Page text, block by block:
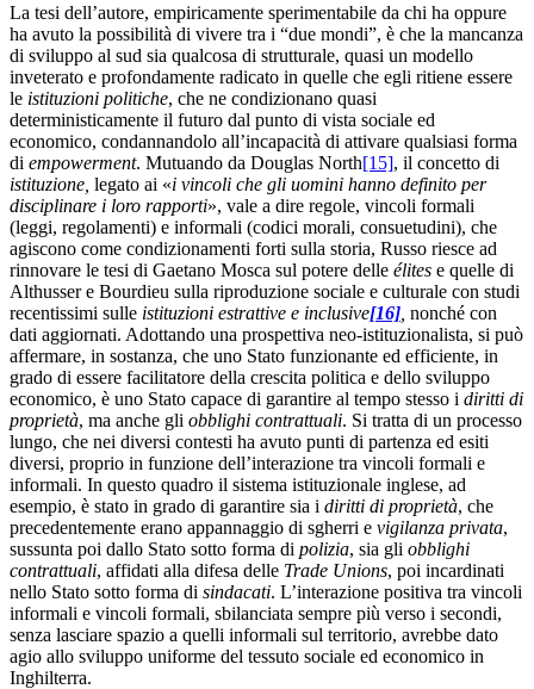
La tesi dell’autore, empiricamente sperimentabile da chi ha oppure
ha avuto la possibilità di vivere tra i “due mondi”, è che la mancanza
di sviluppo al sud sia qualcosa di strutturale, quasi un modello
inveterato e profondamente radicato in quelle che egli ritiene essere
le istituzioni politiche, che ne condizionano quasi
deterministicamente il futuro dal punto di vista sociale ed
economico, condannandolo all’incapacità di attivare qualsiasi forma
di empowerment. Mutuando da Douglas North[15], il concetto di
istituzione, legato ai «i vincoli che gli uomini hanno definito per
disciplinare i loro rapporti», vale a dire regole, vincoli formali
(leggi, regolamenti) e informali (codici morali, consuetudini), che
agiscono come condizionamenti forti sulla storia, Russo riesce ad
rinnovare le tesi di Gaetano Mosca sul potere delle élites e quelle di
Althusser e Bourdieu sulla riproduzione sociale e culturale con studi
recentissimi sulle istituzioni estrattive e inclusive[16] nonché con
dati aggiornati. Adottando una prospettiva neo-istituzionalista, si può
affermare, in sostanza, che uno Stato funzionante ed efficiente, in
grado di essere facilitatore della crescita politica e dello sviluppo
economico, è uno Stato capace di garantire al tempo stesso i diritti di
proprietà, ma anche gli obblighi contrattuali. Si tratta di un processo
lungo, che nei diversi contesti ha avuto punti di partenza ed esiti
diversi, proprio in funzione dell’interazione tra vincoli formali e
informali. In questo quadro il sistema istituzionale inglese, ad
esempio, è stato in grado di garantire sia i diritti di proprietà, che
precedentemente erano appannaggio di sgherri e vigilanza privata,
sussunta poi dallo Stato sotto forma di polizia, sia gli obblighi
contrattuali, affidati alla difesa delle Trade Unions, poi incardinati
nello Stato sotto forma di sindacati. L’interazione positiva tra vincoli
informali e vincoli formali, sbilanciata sempre più verso i secondi,
senza lasciare spazio a quelli informali sul territorio, avrebbe dato
agio allo sviluppo uniforme del tessuto sociale ed economico in
Inghilterra.